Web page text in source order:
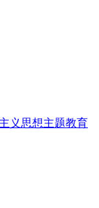
义思想主题教育